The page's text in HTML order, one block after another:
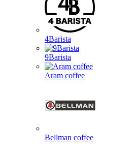
4Barista
9Barista
Aram coffee
Bellman coffee